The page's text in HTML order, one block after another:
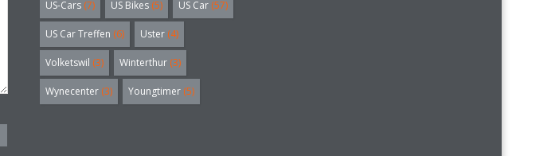
US-Cars (7) US Bikes (5) US Car (57)
US Car Treffen (6) Uster (4)
Volketswil (3) Winterthur (3)
Wynecenter (3) Youngtimer (5)